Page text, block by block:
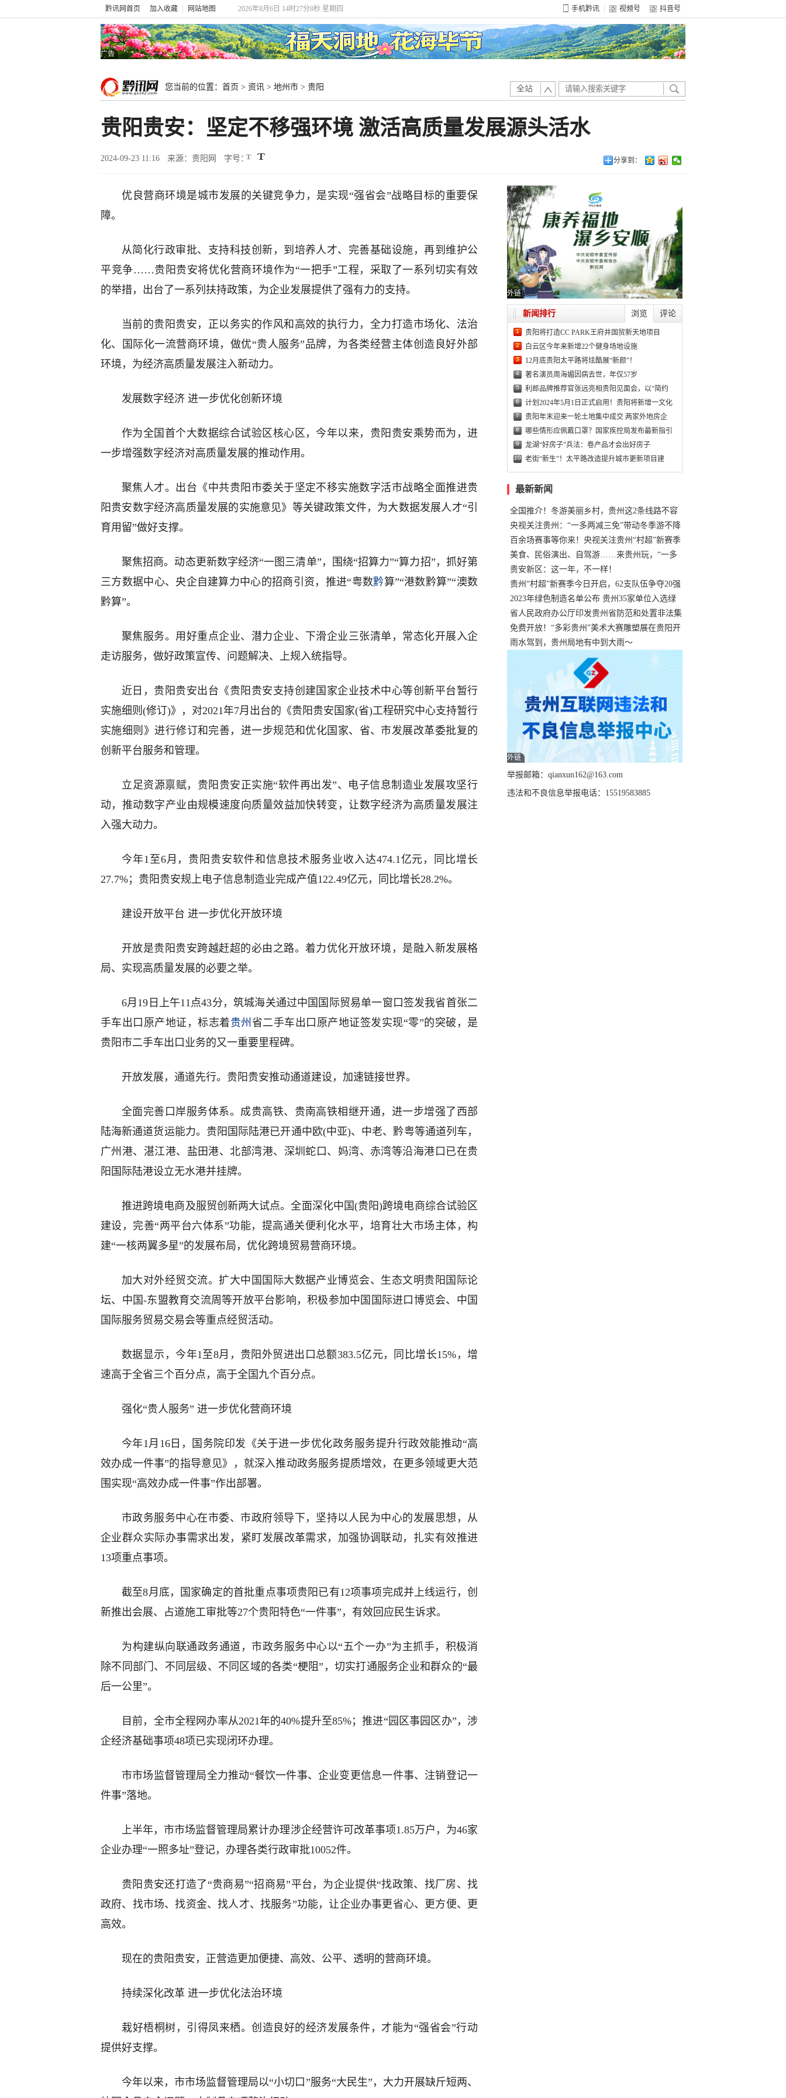
黔讯网首页 加入收藏 网站地图 2026年8月6日 14时27分9秒 星期四 手机黔讯 视频号 抖音号
广告
您当前的位置： 首页 > 资讯 > 地州市 > 贵阳 全站
贵阳贵安：坚定不移强环境 激活高质量发展源头活水
2024-09-23 11:16 来源：贵阳网 字号： 分享到：
优良营商环境是城市发展的关键竞争力，是实现“强省会”战略目标的重要保
障。
从简化行政审批、支持科技创新，到培养人才、完善基础设施，再到维护公
平竞争……贵阳贵安将优化营商环境作为“一把手”工程，采取了一系列切实有效
的举措，出台了一系列扶持政策，为企业发展提供了强有力的支持。
当前的贵阳贵安，正以务实的作风和高效的执行力，全力打造市场化、法治
化、国际化一流营商环境，做优“贵人服务”品牌，为各类经营主体创造良好外部
环境，为经济高质量发展注入新动力。
发展数字经济 进一步优化创新环境
作为全国首个大数据综合试验区核心区，今年以来，贵阳贵安乘势而为，进
一步增强数字经济对高质量发展的推动作用。
聚焦人才。出台《中共贵阳市委关于坚定不移实施数字活市战略全面推进贵
阳贵安数字经济高质量发展的实施意见》等关键政策文件，为大数据发展人才“引
育用留”做好支撑。
聚焦招商。动态更新数字经济“一图三清单”，围绕“招算力”“算力招”，抓好第
三方数据中心、央企自建算力中心的招商引资，推进“粤数黔算”“港数黔算”“澳数
黔算”。
聚焦服务。用好重点企业、潜力企业、下滑企业三张清单，常态化开展入企
走访服务，做好政策宣传、问题解决、上规入统指导。
近日，贵阳贵安出台《贵阳贵安支持创建国家企业技术中心等创新平台暂行
实施细则(修订)》，对2021年7月出台的《贵阳贵安国家(省)工程研究中心支持暂行
实施细则》进行修订和完善，进一步规范和优化国家、省、市发展改革委批复的
创新平台服务和管理。
立足资源禀赋，贵阳贵安正实施“软件再出发”、电子信息制造业发展攻坚行
动，推动数字产业由规模速度向质量效益加快转变，让数字经济为高质量发展注
入强大动力。
今年1至6月，贵阳贵安软件和信息技术服务业收入达474.1亿元，同比增长
27.7%；贵阳贵安规上电子信息制造业完成产值122.49亿元，同比增长28.2%。
建设开放平台 进一步优化开放环境
开放是贵阳贵安跨越赶超的必由之路。着力优化开放环境，是融入新发展格
局、实现高质量发展的必要之举。
6月19日上午11点43分，筑城海关通过中国国际贸易单一窗口签发我省首张二
手车出口原产地证，标志着贵州 省二手车出口原产地证签发实现“零”的突破，是
贵阳市二手车出口业务的又一重要里程碑。
开放发展，通道先行。贵阳贵安推动通道建设，加速链接世界。
全面完善口岸服务体系。成贵高铁、贵南高铁相继开通，进一步增强了西部
陆海新通道货运能力。贵阳国际陆港已开通中欧(中亚)、中老、黔粤等通道列车，
广州港、湛江港、盐田港、北部湾港、深圳蛇口、妈湾、赤湾等沿海港口已在贵
阳国际陆港设立无水港并挂牌。
推进跨境电商及服贸创新两大试点。全面深化中国(贵阳)跨境电商综合试验区
建设，完善“两平台六体系”功能，提高通关便利化水平，培育壮大市场主体，构
建“一核两翼多星”的发展布局，优化跨境贸易营商环境。
加大对外经贸交流。扩大中国国际大数据产业博览会、生态文明贵阳国际论
坛、中国-东盟教育交流周等开放平台影响，积极参加中国国际进口博览会、中国
国际服务贸易交易会等重点经贸活动。
数据显示，今年1至8月，贵阳外贸进出口总额383.5亿元，同比增长15%，增
速高于全省三个百分点，高于全国九个百分点。
强化“贵人服务” 进一步优化营商环境
今年1月16日，国务院印发《关于进一步优化政务服务提升行政效能推动“高
效办成一件事”的指导意见》，就深入推动政务服务提质增效，在更多领域更大范
围实现“高效办成一件事”作出部署。
市政务服务中心在市委、市政府领导下，坚持以人民为中心的发展思想，从
企业群众实际办事需求出发，紧盯发展改革需求，加强协调联动，扎实有效推进
13项重点事项。
截至8月底，国家确定的首批重点事项贵阳已有12项事项完成并上线运行，创
新推出会展、占道施工审批等27个贵阳特色“一件事”，有效回应民生诉求。
为构建纵向联通政务通道，市政务服务中心以“五个一办”为主抓手，积极消
除不同部门、不同层级、不同区域的各类“梗阻”，切实打通服务企业和群众的“最
后一公里”。
目前，全市全程网办率从2021年的40%提升至85%；推进“园区事园区办”，涉
企经济基础事项48项已实现闭环办理。
市市场监督管理局全力推动“餐饮一件事、企业变更信息一件事、注销登记一
件事”落地。
上半年，市市场监督管理局累计办理涉企经营许可改革事项1.85万户，为46家
企业办理“一照多址”登记，办理各类行政审批10052件。
贵阳贵安还打造了“贵商易”“招商易”平台，为企业提供“找政策、找厂房、找
政府、找市场、找资金、找人才、找服务”功能，让企业办事更省心、更方便、更
高效。
现在的贵阳贵安，正营造更加便捷、高效、公平、透明的营商环境。
持续深化改革 进一步优化法治环境
栽好梧桐树，引得凤来栖。创造良好的经济发展条件，才能为“强省会”行动
提供好支撑。
今年以来，市市场监督管理局以“小切口”服务“大民生”，大力开展缺斤短两、
外链
浏览 评论
新闻排行
1 贵阳将打造CC PARK王府井国贸新天地项目
2 白云区今年来新增22个健身场地设施
3 12月底贵阳太平路将炫酷展“新颜”！
4 著名演员周海媚因病去世，年仅57岁
5 利郎品牌推荐官张远亮相贵阳见面会，以“简约
6 计划2024年5月1日正式启用！贵阳将新增一文化
7 贵阳年末迎来一轮土地集中成交 两家外地房企
8 哪些情形应佩戴口罩？国家疾控局发布最新指引
9 龙湖“好房子”兵法：卷产品才会出好房子
10 老街“新生”！太平路改造提升城市更新项目建
最新新闻
全国推介！冬游美丽乡村，贵州这2条线路不容
错过
央视关注贵州：“一多两减三免”带动冬季游不降
温
百余场赛事等你来！央视关注贵州“村超”新赛季
正式“打响”
美食、民俗演出、自驾游……来贵州玩，“一多
两减三免”！
贵安新区：这一年，不一样！
贵州“村超”新赛季今日开启，62支队伍争夺20强
名额
2023年绿色制造名单公布 贵州35家单位入选绿
色工厂
省人民政府办公厅印发贵州省防范和处置非法集
资工作实施细则
免费开放！“多彩贵州”美术大赛雕塑展在贵阳开
展，持续至1月19日
雨水驾到，贵州局地有中到大雨～
外链
举报邮箱：qianxun162@163.com
违法和不良信息举报电话：15519583885